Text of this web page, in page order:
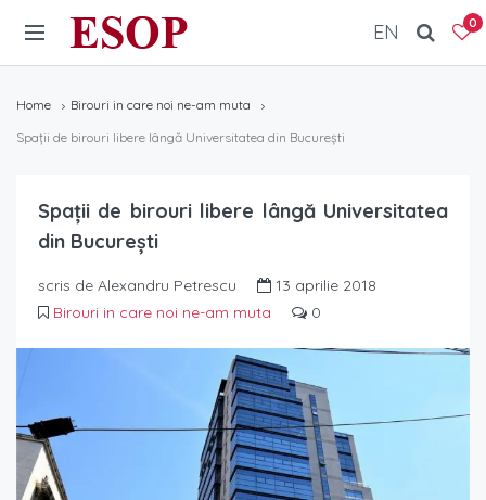
ESOP 0
EN
Home
Birouri in care noi ne-am muta
Spații de birouri libere lângă Universitatea din București
Spații de birouri libere lângă Universitatea
din București
scris de Alexandru Petrescu
13 aprilie 2018
Birouri in care noi ne-am muta
0